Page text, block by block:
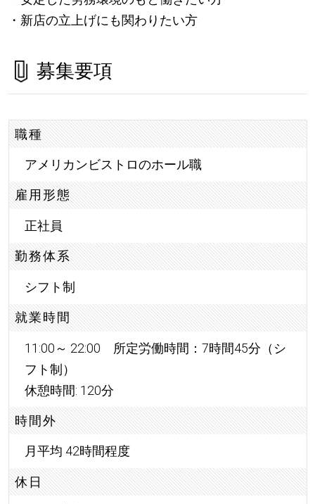
・新店の立上げにも関わりたい方
募集要項
職種
アメリカンビストロのホール職
雇用形態
正社員
勤務体系
シフト制
就業時間
11:00～ 22:00 所定労働時間：7時間45分（シ
フト制）
休憩時間: 120分
時間外
月平均 42時間程度
休日